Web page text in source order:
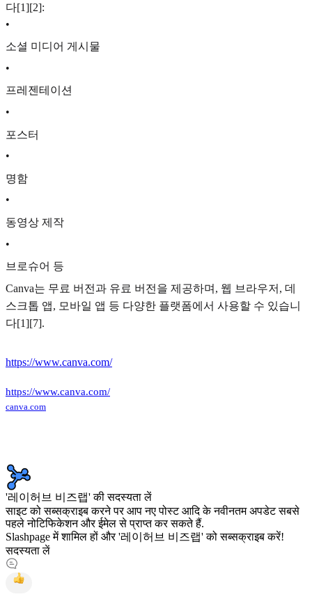
다[1][2]:
•
소셜 미디어 게시물
•
프레젠테이션
•
포스터
•
명함
•
동영상 제작
•
브로슈어 등
Canva는 무료 버전과 유료 버전을 제공하며, 웹 브라우저, 데
스크톱 앱, 모바일 앱 등 다양한 플랫폼에서 사용할 수 있습니
다[1][7].
https://www.canva.com/
https://www.canva.com/
canva.com
'레이허브 비즈랩' की सदस्यता लें
साइट को सब्सक्राइब करने पर आप नए पोस्ट आदि के नवीनतम अपडेट सबसे
पहले नोटिफिकेशन और ईमेल से प्राप्त कर सकते हैं.
Slashpage में शामिल हों और '레이허브 비즈랩' को सब्सक्राइब करें!
सदस्यता लें